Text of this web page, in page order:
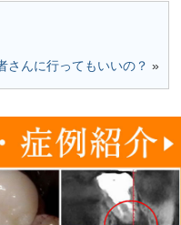
さんに行ってもいいの？ »